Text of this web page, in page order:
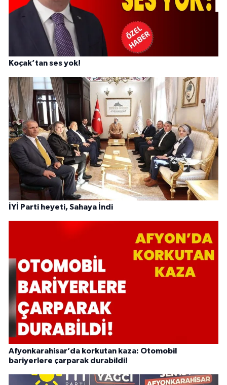
Koçak’tan ses yok!
İYİ Parti heyeti, Sahaya İndi
Afyonkarahisar’da korkutan kaza: Otomobil
bariyerlere çarparak durabildi!